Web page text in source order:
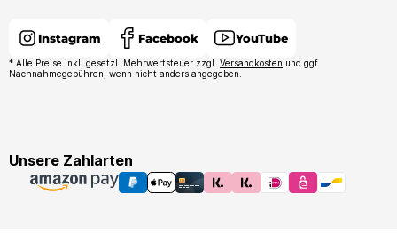
Instagram Facebook YouTube
* Alle Preise inkl. gesetzl. Mehrwertsteuer zzgl. Versandkosten und ggf.
Nachnahmegebühren, wenn nicht anders angegeben.
Unsere Zahlarten